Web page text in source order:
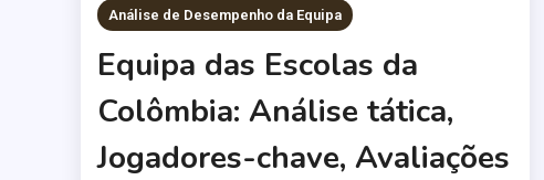
Análise de Desempenho da Equipa
Equipa das Escolas da
Colômbia: Análise tática,
Jogadores-chave, Avaliações